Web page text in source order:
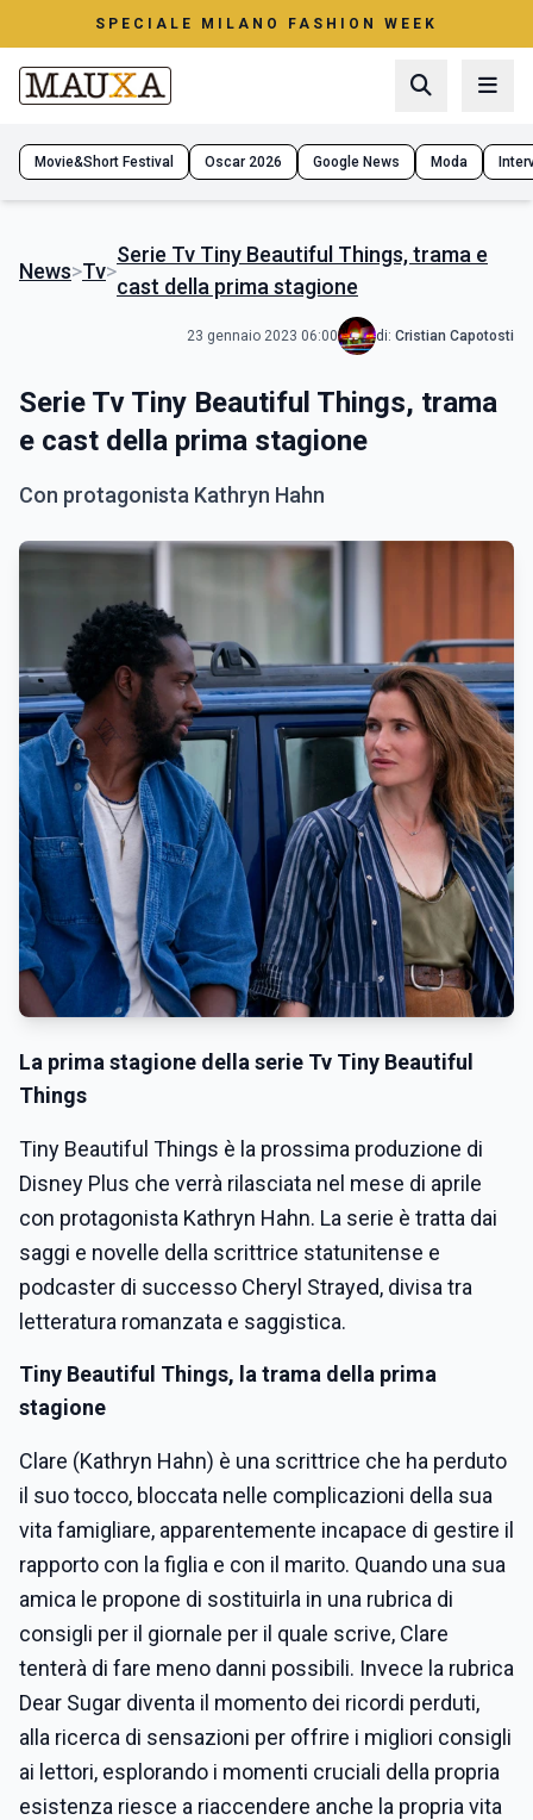
SPECIALE MILANO FASHION WEEK
Movie&Short Festival Oscar 2026 Google News Moda
News>Tv>
Serie Tv Tiny Beautiful Things, trama e
cast della prima stagione
23 gennaio 2023 06:00 di: Cristian Capotosti
Serie Tv Tiny Beautiful Things, trama
e cast della prima stagione
Con protagonista Kathryn Hahn
La prima stagione della serie Tv Tiny Beautiful
Things
Tiny Beautiful Things è la prossima produzione di
Disney Plus che verrà rilasciata nel mese di aprile
con protagonista Kathryn Hahn. La serie è tratta dai
saggi e novelle della scrittrice statunitense e
podcaster di successo Cheryl Strayed, divisa tra
letteratura romanzata e saggistica.
Tiny Beautiful Things, la trama della prima
stagione
Clare (Kathryn Hahn) è una scrittrice che ha perduto
il suo tocco, bloccata nelle complicazioni della sua
vita famigliare, apparentemente incapace di gestire il
rapporto con la figlia e con il marito. Quando una sua
amica le propone di sostituirla in una rubrica di
consigli per il giornale per il quale scrive, Clare
tenterà di fare meno danni possibili. Invece la rubrica
Dear Sugar diventa il momento dei ricordi perduti,
alla ricerca di sensazioni per offrire i migliori consigli
ai lettori, esplorando i momenti cruciali della propria
esistenza riesce a riaccendere anche la propria vita